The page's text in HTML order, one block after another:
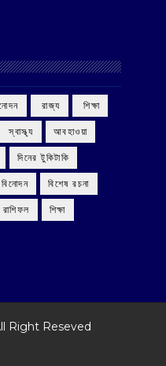
‌ রাজ্য ‌ শিক্ষা
‌ স্বাস্থ্য আবহাওয়া
দিনের টুকিটাকি
বিনোদন বিশেষ রচনা
রাশিফল শিক্ষা
Right Reseved